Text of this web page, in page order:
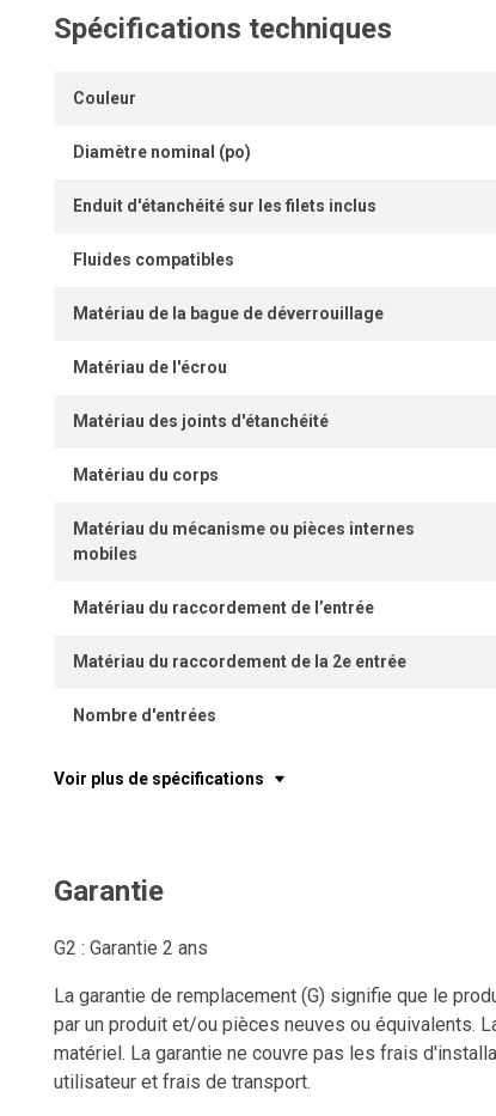
Spécifications techniques
Couleur
Diamètre nominal (po)
Enduit d'étanchéité sur les filets inclus
Fluides compatibles
Matériau de la bague de déverrouillage
Matériau de l'écrou
Matériau des joints d'étanchéité
Matériau du corps
Matériau du mécanisme ou pièces internes
mobiles
Matériau du raccordement de l’entrée
Matériau du raccordement de la 2e entrée
Nombre d'entrées
Voir plus de spécifications
Garantie
G2 : Garantie 2 ans
La garantie de remplacement (G) signifie que le
par un produit et/ou pièces neuves ou équivalents.
matériel. La garantie ne couvre pas les frais
utilisateur et frais de transport.